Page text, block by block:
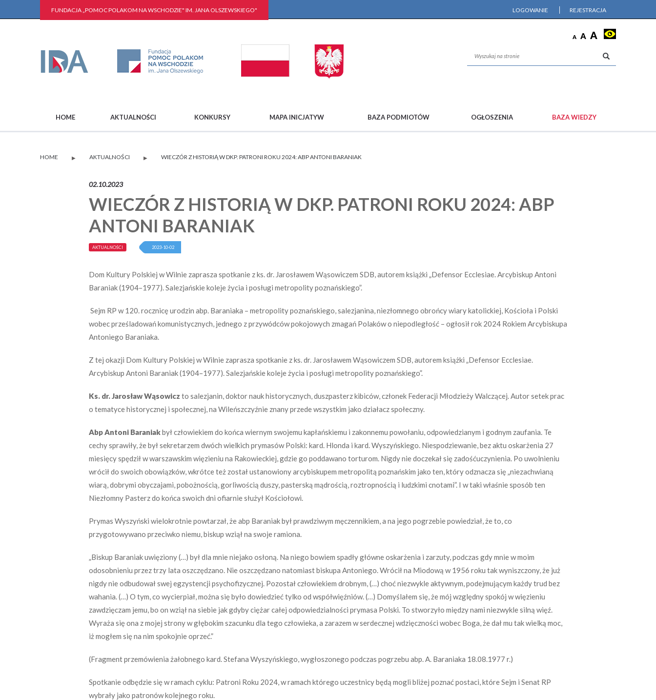
FUNDACJA „POMOC POLAKOM NA WSCHODZIE" IM. JANA OLSZEWSKIEGO" LOGOWANIE REJESTRACJA
HOME AKTUALNOŚCI KONKURSY MAPA INICJATYW BAZA PODMIOTÓW OGŁOSZENIA BAZA WIEDZY
HOME ▶ AKTUALNOŚCI ▶ WIECZÓR Z HISTORIĄ W DKP. PATRONI ROKU 2024: ABP ANTONI BARANIAK
02.10.2023
WIECZÓR Z HISTORIĄ W DKP. PATRONI ROKU 2024: ABP
ANTONI BARANIAK
AKTUALNOŚCI 2023-10-02
Dom Kultury Polskiej w Wilnie zaprasza spotkanie z ks. dr. Jarosławem Wąsowiczem SDB, autorem książki „Defensor Ecclesiae. Arcybiskup Antoni
Baraniak (1904–1977). Salezjańskie koleje życia i posługi metropolity poznańskiego”.
Sejm RP w 120. rocznicę urodzin abp. Baraniaka – metropolity poznańskiego, salezjanina, niezłomnego obrońcy wiary katolickiej, Kościoła i Polski
wobec prześladowań komunistycznych, jednego z przywódców pokojowych zmagań Polaków o niepodległość – ogłosił rok 2024 Rokiem Arcybiskupa
Antoniego Baraniaka.
Z tej okazji Dom Kultury Polskiej w Wilnie zaprasza spotkanie z ks. dr. Jarosławem Wąsowiczem SDB, autorem książki „Defensor Ecclesiae.
Arcybiskup Antoni Baraniak (1904–1977). Salezjańskie koleje życia i posługi metropolity poznańskiego”.
Ks. dr. Jarosław Wąsowicz to salezjanin, doktor nauk historycznych, duszpasterz kibiców, członek Federacji Młodzieży Walczącej. Autor setek prac
o tematyce historycznej i społecznej, na Wileńszczyźnie znany przede wszystkim jako działacz społeczny.
Abp Antoni Baraniakbył człowiekiem do końca wiernym swojemu kapłańskiemu i zakonnemu powołaniu, odpowiedzianym i godnym zaufania. Te
cechy sprawiły, że był sekretarzem dwóch wielkich prymasów Polski: kard. Hlonda i kard. Wyszyńskiego. Niespodziewanie, bez aktu oskarżenia 27
miesięcy spędził w warszawskim więzieniu na Rakowieckiej, gdzie go poddawano torturom. Nigdy nie doczekał się zadośćuczynienia. Po uwolnieniu
wrócił do swoich obowiązków, wkrótce też został ustanowiony arcybiskupem metropolitą poznańskim jako ten, który odznacza się „niezachwianą
wiarą, dobrymi obyczajami, pobożnością, gorliwością duszy, pasterską mądrością, roztropnością i ludzkimi cnotami”. I w taki właśnie sposób ten
Niezłomny Pasterz do końca swoich dni ofiarnie służył Kościołowi.
Prymas Wyszyński wielokrotnie powtarzał, że abp Baraniak był prawdziwym męczennikiem, a na jego pogrzebie powiedział, że to, co
przygotowywano przeciwko niemu, biskup wziął na swoje ramiona.
„Biskup Baraniak uwięziony (…) był dla mnie niejako osłoną. Na niego bowiem spadły główne oskarżenia i zarzuty, podczas gdy mnie w moim
odosobnieniu przez trzy lata oszczędzano. Nie oszczędzano natomiast biskupa Antoniego. Wrócił na Miodową w 1956 roku tak wyniszczony, że już
nigdy nie odbudował swej egzystencji psychofizycznej. Pozostał człowiekiem drobnym, (…) choć niezwykle aktywnym, podejmującym każdy trud bez
wahania. (…) O tym, co wycierpiał, można się było dowiedzieć tylko od współwięźniów. (…) Domyślałem się, że mój względny spokój w więzieniu
zawdzięczam jemu, bo on wziął na siebie jak gdyby ciężar całej odpowiedzialności prymasa Polski. To stworzyło między nami niezwykle silną więź.
Wyraża się ona z mojej strony w głębokim szacunku dla tego człowieka, a zarazem w serdecznej wdzięczności wobec Boga, że dał mu tak wielką moc,
iż mogłem się na nim spokojnie oprzeć.”
(Fragment przemówienia żałobnego kard. Stefana Wyszyńskiego, wygłoszonego podczas pogrzebu abp. A. Baraniaka 18.08.1977 r.)
Spotkanie odbędzie się w ramach cyklu: Patroni Roku 2024, w ramach którego uczestnicy będą mogli bliżej poznać postaci, które Sejm i Senat RP
wybrały jako patronów kolejnego roku.